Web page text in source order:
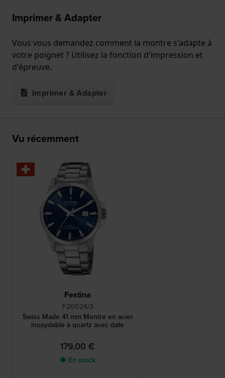
Imprimer & Adapter
Vous vous demandez comment la montre s'adapte à
votre poignet ? Utilisez la fonction d'impression et
d'épreuve.
Imprimer & Adapter
Vu récemment
Festina
F20024/3
Swiss Made 41 mm Montre en acier
inoxydable à quartz avec date
179,00 €
● En stock